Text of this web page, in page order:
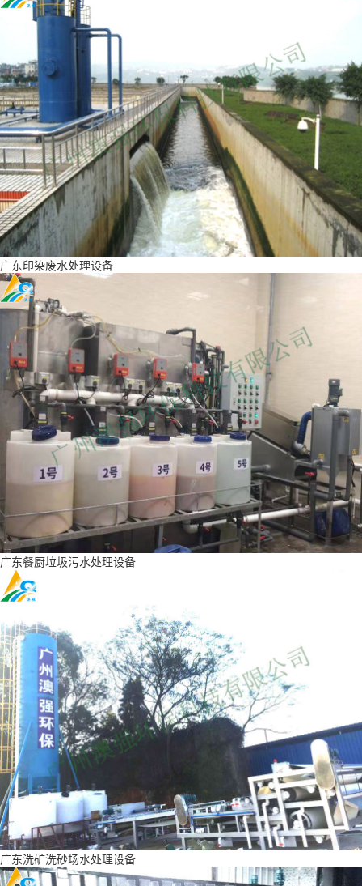
广东印染废水处理设备
广东餐厨垃圾污水处理设备
广东洗矿洗砂场水处理设备